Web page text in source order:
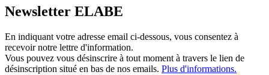
Newsletter ELABE
En indiquant votre adresse email ci-dessous, vous consentez à
recevoir notre lettre d'information.
Vous pouvez vous désinscrire à tout moment à travers le lien de
désinscription situé en bas de nos emails. Plus d'informations.